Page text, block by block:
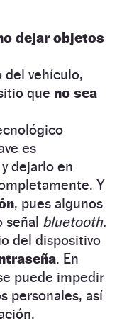
dejar objetos
del vehículo,
que no sea
es
y dejarlo en
Y
, pues algunos
señal bluetooth.
del dispositivo
. En
puede impedir
personales, así